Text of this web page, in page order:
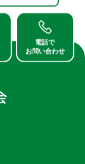
電話で
お問い合わせ